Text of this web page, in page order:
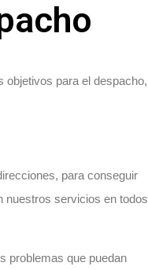
objetivos para el despacho,
para conseguir
nuestros servicios en todos
problemas que puedan